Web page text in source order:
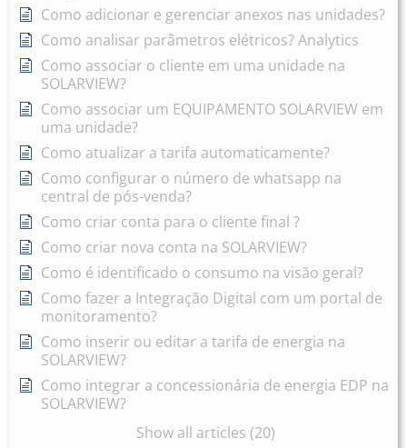
Como adicionar e gerenciar anexos nas unidades?
Como analisar parâmetros elétricos? Analytics
Como associar o cliente em uma unidade na
SOLARVIEW?
Como associar um EQUIPAMENTO SOLARVIEW em
uma unidade?
Como atualizar a tarifa automaticamente?
Como configurar o número de whatsapp na
central de pós-venda?
Como criar conta para o cliente final ?
Como criar nova conta na SOLARVIEW?
Como é identificado o consumo na visão geral?
Como fazer a Integração Digital com um portal de
monitoramento?
Como inserir ou editar a tarifa de energia na
SOLARVIEW?
Como integrar a concessionária de energia EDP na
SOLARVIEW?
Show all articles (20)